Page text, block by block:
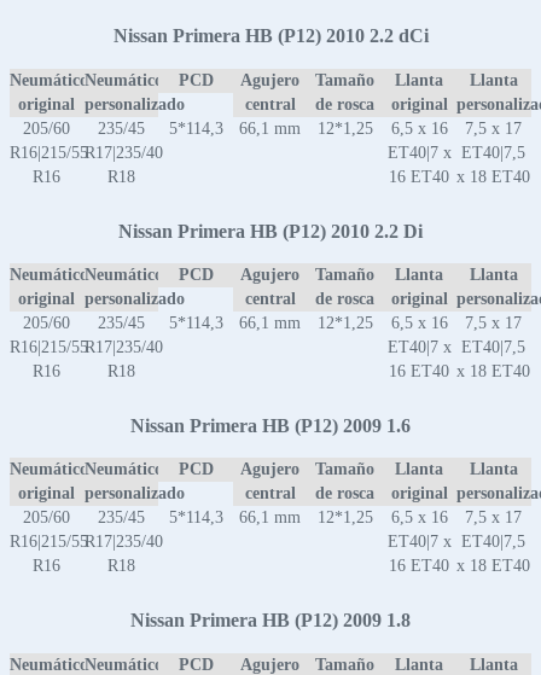
Nissan Primera HB (P12) 2010 2.2 dCi
Neumático
original
Neumático
personalizado
PCD
Agujero
central
Tamaño
de rosca
Llanta
original
Llanta
205/60
R16|215/55
R16
235/45
R17|235/40
R18
5*114,3 66,1 mm 12*1,25
6,5 x 16
ET40|7 x
16 ET40
7,5 x 17
ET40|7,5
x 18 ET40
Nissan Primera HB (P12) 2010 2.2 Di
Neumático
original
Neumático
personalizado
PCD
Agujero
central
Tamaño
de rosca
Llanta
original
Llanta
205/60
R16|215/55
R16
235/45
R17|235/40
R18
5*114,3 66,1 mm 12*1,25
6,5 x 16
ET40|7 x
16 ET40
7,5 x 17
ET40|7,5
x 18 ET40
Nissan Primera HB (P12) 2009 1.6
Neumático
original
Neumático
personalizado
PCD
Agujero
central
Tamaño
de rosca
Llanta
original
Llanta
205/60
R16|215/55
R16
235/45
R17|235/40
R18
5*114,3 66,1 mm 12*1,25
6,5 x 16
ET40|7 x
16 ET40
7,5 x 17
ET40|7,5
x 18 ET40
Nissan Primera HB (P12) 2009 1.8
NeumáticoNeumático PCD Agujero Tamaño Llanta Llanta